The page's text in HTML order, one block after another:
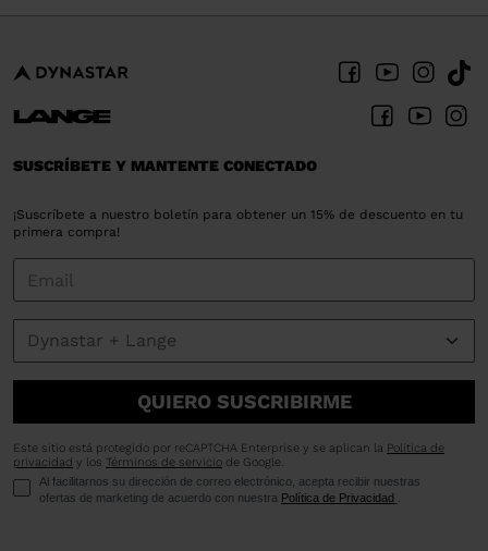
SUSCRÍBETE Y MANTENTE CONECTADO
¡Suscríbete a nuestro boletín para obtener un 15% de descuento en tu
primera compra!
QUIERO SUSCRIBIRME
Este sitio está protegido por reCAPTCHA Enterprise y se aplican la Política de
privacidad y los Términos de servicio de Google.
Al facilitarnos su dirección de correo electrónico, acepta recibir nuestras
ofertas de marketing de acuerdo con nuestra Política de Privacidad .